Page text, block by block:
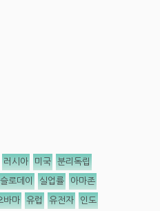
러시아 미국 분리독립
슬로데이 실업률 아마존
바마 유럽 유전자 인도